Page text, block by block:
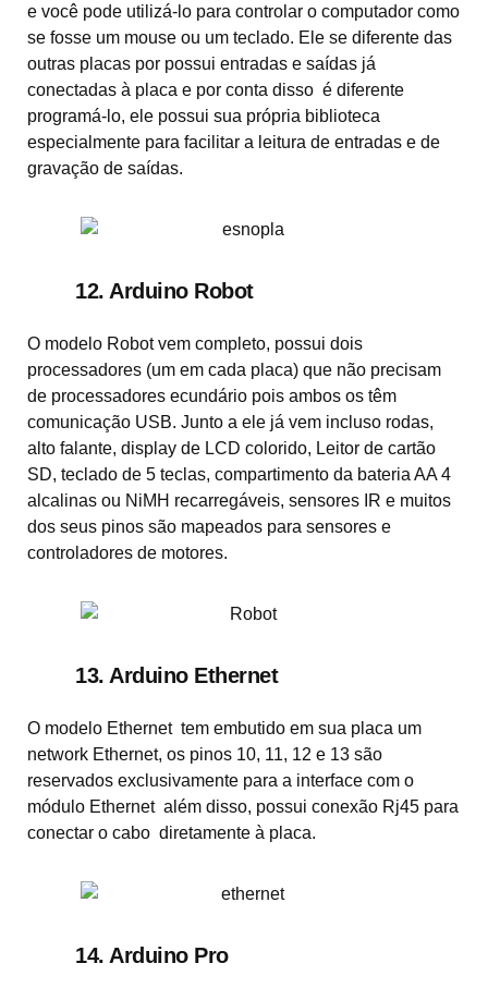
e você pode utilizá-lo para controlar o computador como
se fosse um mouse ou um teclado. Ele se diferente das
outras placas por possui entradas e saídas já
conectadas à placa e por conta disso é diferente
programá-lo, ele possui sua própria biblioteca
especialmente para facilitar a leitura de entradas e de
gravação de saídas.
12. Arduino Robot
O modelo Robot vem completo, possui dois
processadores (um em cada placa) que não precisam
de processadores ecundário pois ambos os têm
comunicação USB. Junto a ele já vem incluso rodas,
alto falante, display de LCD colorido, Leitor de cartão
SD, teclado de 5 teclas, compartimento da bateria AA 4
alcalinas ou NiMH recarregáveis, sensores IR e muitos
dos seus pinos são mapeados para sensores e
controladores de motores.
13. Arduino Ethernet
O modelo Ethernet tem embutido em sua placa um
network Ethernet, os pinos 10, 11, 12 e 13 são
reservados exclusivamente para a interface com o
módulo Ethernet além disso, possui conexão Rj45 para
conectar o cabo diretamente à placa.
14. Arduino Pro